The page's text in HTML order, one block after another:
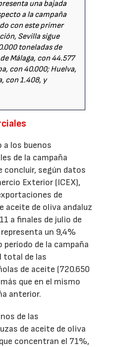
una bajada
a la campaña
con este primer
Sevilla sigue
toneladas de
Málaga, con 44.577
con 40.000; Huelva,
con 1.408, y
a los buenos
de la campaña
concluir, según datos
Exterior (ICEX),
de
aceite de oliva andaluz
a finales de julio de
un 9,4%
período de la campaña
total de las
de aceite (720.650
que en el mismo
anterior.
de las
de aceite de oliva
concentran el 71%,